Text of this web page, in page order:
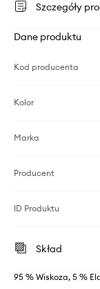
Szczegóły
Dane produktu
Kod producenta
Kolor
Marka
Producent
ID Produktu
Skład
95 % Wiskoza, 5 %